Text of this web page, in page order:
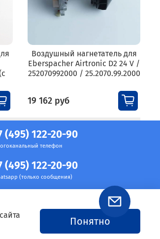
Воздушный нагнетатель для
Eberspacher Airtronic D2 24 V /
252070992000 / 25.2070.99.2000
19 162 руб
(495) 122-20-90
телефон
(495) 122-20-90
(только сообщения)
Понятно